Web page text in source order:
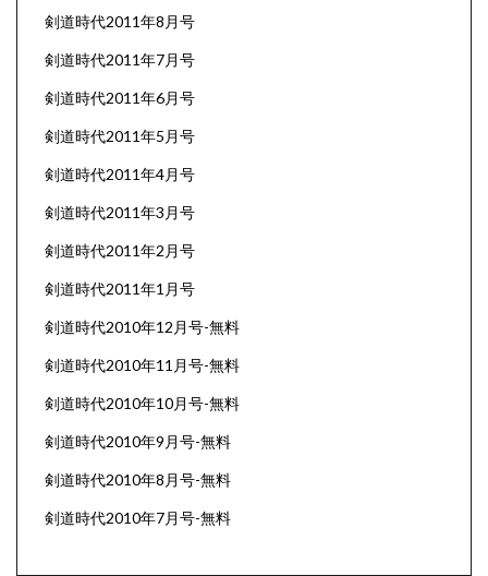
剣道時代2011年8月号
剣道時代2011年7月号
剣道時代2011年6月号
剣道時代2011年5月号
剣道時代2011年4月号
剣道時代2011年3月号
剣道時代2011年2月号
剣道時代2011年1月号
剣道時代2010年12月号-無料
剣道時代2010年11月号-無料
剣道時代2010年10月号-無料
剣道時代2010年9月号-無料
剣道時代2010年8月号-無料
剣道時代2010年7月号-無料